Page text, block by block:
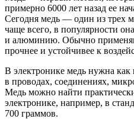
примерно 6000 лет назад ее
Сегодня медь — один из трех
чаще всего, в популярности
и алюминию. Обычно
прочнее и устойчивее к
В электронике медь нужна
в проводах, соединениях,
Медь можно найти
электронике, например, в
700 граммов.